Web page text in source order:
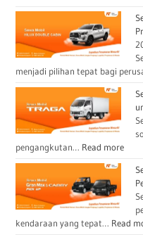
menjadi pilihan tepat bagi
pengangkutan… Read more
kendaraan yang tepat… Read